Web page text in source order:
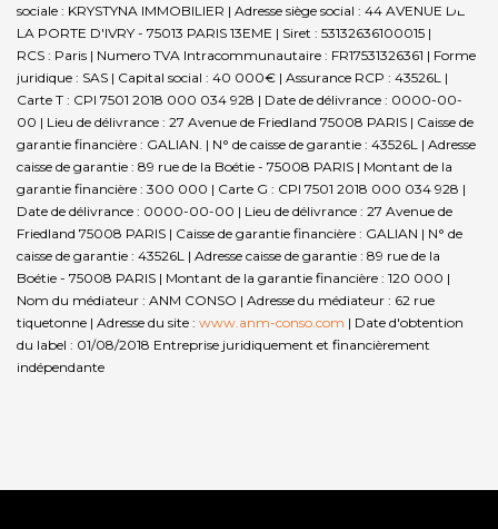
sociale : KRYSTYNA IMMOBILIER | Adresse siège social : 44 AVENUE DE
LA PORTE D'IVRY - 75013 PARIS 13EME | Siret : 53132636100015 |
RCS : Paris | Numero TVA Intracommunautaire : FR17531326361 | Forme
juridique : SAS | Capital social : 40 000€ | Assurance RCP : 43526L |
Carte T : CPI 7501 2018 000 034 928 | Date de délivrance : 0000-00-
00 | Lieu de délivrance : 27 Avenue de Friedland 75008 PARIS | Caisse de
garantie financière : GALIAN. | N° de caisse de garantie : 43526L | Adresse
caisse de garantie : 89 rue de la Boétie - 75008 PARIS | Montant de la
garantie financière : 300 000 | Carte G : CPI 7501 2018 000 034 928 |
Date de délivrance : 0000-00-00 | Lieu de délivrance : 27 Avenue de
Friedland 75008 PARIS | Caisse de garantie financière : GALIAN | N° de
caisse de garantie : 43526L | Adresse caisse de garantie : 89 rue de la
Boétie - 75008 PARIS | Montant de la garantie financière : 120 000 |
Nom du médiateur : ANM CONSO | Adresse du médiateur : 62 rue
tiquetonne | Adresse du site : www.anm-conso.com | Date d'obtention
du label : 01/08/2018 Entreprise juridiquement et financièrement
indépendante